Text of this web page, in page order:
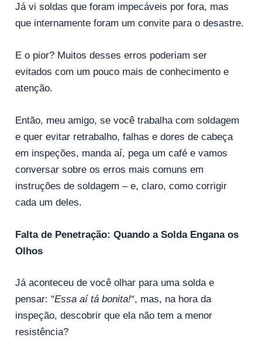
Já vi soldas que foram impecáveis ​​por fora, mas
que internamente foram um convite para o desastre.
E o pior? Muitos desses erros poderiam ser
evitados com um pouco mais de conhecimento e
atenção.
Então, meu amigo, se você trabalha com soldagem
e quer evitar retrabalho, falhas e dores de cabeça
em inspeções, manda aí, pega um café e vamos
conversar sobre os erros mais comuns em
instruções de soldagem – e, claro, como corrigir
cada um deles.
Falta de Penetração: Quando a Solda Engana os
Olhos
Já aconteceu de você olhar para uma solda e
pensar: “Essa aí tá bonita!“, mas, na hora da
inspeção, descobrir que ela não tem a menor
resistência?